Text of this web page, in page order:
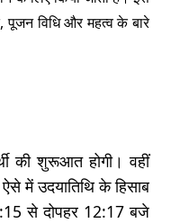
पूजन विधि और महत्व के बारे
की शुरूआत होगी। वहीं
में उदयातिथि के हिसाब
से दोपहर 12:17 बजे